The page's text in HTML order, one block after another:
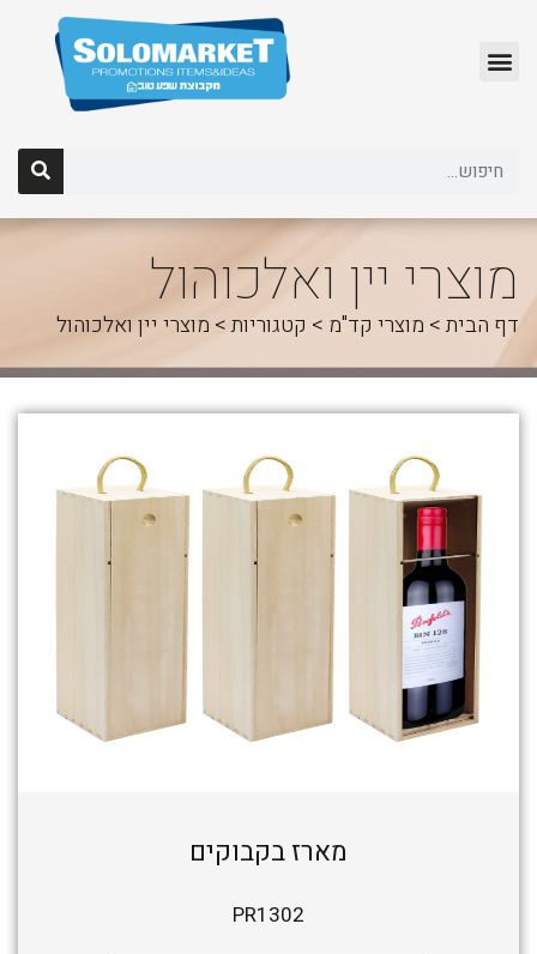
מוצרי יין ואלכוהול
דף הבית> מוצרי קד"מ > קטגוריות> מוצרי יין ואלכוהול
מארז בקבוקים
PR1302